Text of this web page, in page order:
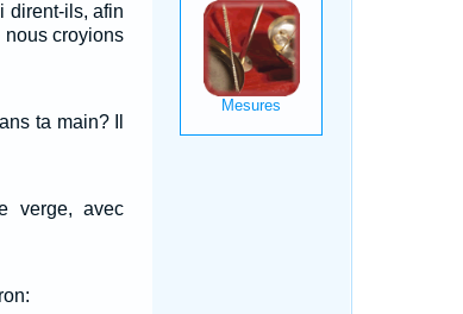
dirent-ils, afin
croyions
ta main? Il
verge, avec